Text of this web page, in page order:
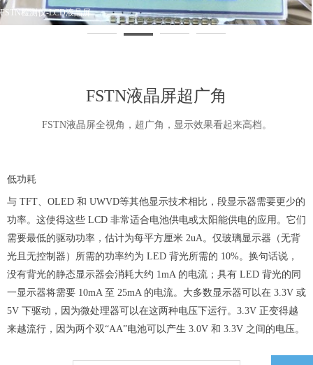
FSTN检测仪-LCD液晶屏
FSTN液晶屏超广角
FSTN液晶屏全视角，超广角，显示效果看起来高档。
低功耗
与 TFT、OLED 和 UWVD等其他显示技术相比，段显示器需要更少的
功率。这使得这些 LCD 非常适合电池供电或太阳能供电的应用。它们
需要最低的驱动功率，估计为每平方厘米 2uA。仅玻璃显示器（无背
光且无控制器）所需的功率约为 LED 背光所需的 10%。换句话说，
没有背光的静态显示器会消耗大约 1mA 的电流；具有 LED 背光的同
一显示器将需要 10mA 至 25mA 的电流。大多数显示器可以在 3.3V 或
5V 下驱动，因为微处理器可以在这两种电压下运行。3.3V 正变得越
来越流行，因为两个双“AA”电池可以产生 3.0V 和 3.3V 之间的电压。